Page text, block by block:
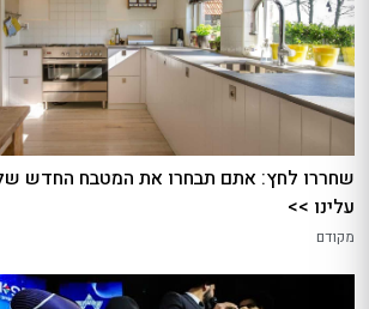
שחררו לחץ: אתם תבחרו את המטבח החדש
עלינו >>
מקודם